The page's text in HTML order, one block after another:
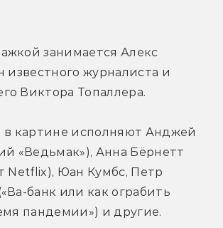
занимается Алекс
известного журналиста и
Виктора Топаллера.
в картине исполняют Анджей
«Ведьмак»), Анна Бёрнетт
Netflix), Юан Кумбс, Петр
банк или как ограбить
пандемии») и другие.